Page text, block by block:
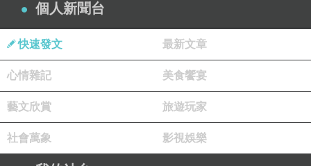
個人新聞台
快速發文 最新文章
心情雜記 美食饗宴
藝文欣賞 旅遊玩家
社會萬象 影視娛樂